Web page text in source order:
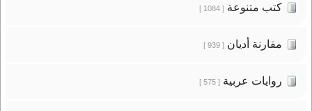
كتب متنوعة[ 1084 ]
مقارنة أديان[ 939 ]
روايات عربية[ 575 ]